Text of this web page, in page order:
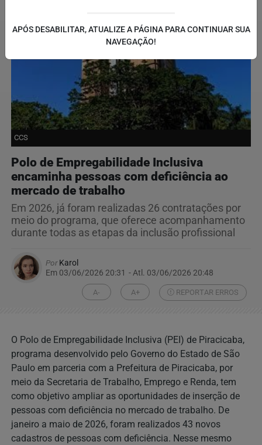
CCS
Polo de Empregabilidade Inclusiva
encaminha pessoas com deficiência ao
mercado de trabalho
Em 2026, já foram realizadas 26 contratações por
meio do programa, que oferece acompanhamento
durante todas as etapas da inclusão profissional
PorKarol
Em 03/06/2026 20:31 - Atl. 03/06/2026 20:48
A- A+ REPORTAR ERROS
O Polo de Empregabilidade Inclusiva (PEI) de Piracicaba,
programa desenvolvido pelo Governo do Estado de São
Paulo em parceria com a Prefeitura de Piracicaba, por
meio da Secretaria de Trabalho, Emprego e Renda, tem
como objetivo ampliar as oportunidades de inserção de
pessoas com deficiência no mercado de trabalho. De
janeiro a maio de 2026, foram realizados 43 novos
cadastros de pessoas com deficiência. Nesse mesmo
APÓS DESABILITAR, ATUALIZE A PÁGINA PARA CONTINUAR SUA
NAVEGAÇÃO!